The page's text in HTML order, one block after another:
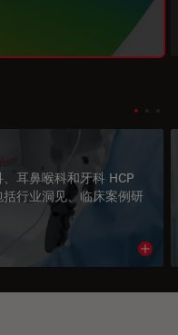
耳鼻喉科和牙科 HCP
行业洞见、临床案例研